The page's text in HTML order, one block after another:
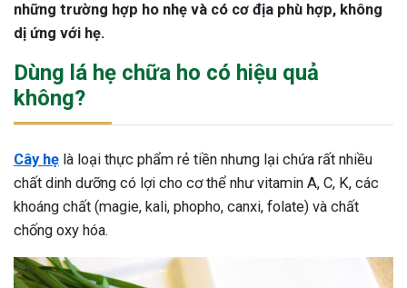
những trường hợp ho nhẹ và có cơ địa phù hợp, không
dị ứng với hẹ.
Dùng lá hẹ chữa ho có hiệu quả
không?
Cây hẹ là loại thực phẩm rẻ tiền nhưng lại chứa rất nhiều
chất dinh dưỡng có lợi cho cơ thể như vitamin A, C, K, các
khoáng chất (magie, kali, phopho, canxi, folate) và chất
chống oxy hóa.